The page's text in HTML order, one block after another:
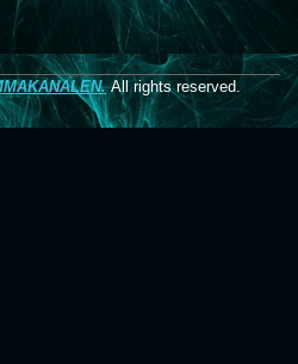
All rights reserved.